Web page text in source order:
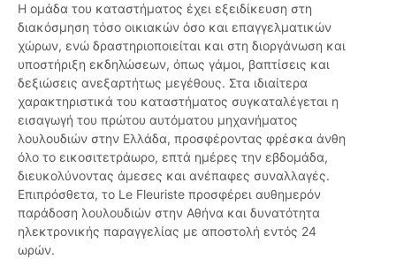
Η ομάδα του καταστήματος έχει εξειδίκευση στη
διακόσμηση τόσο οικιακών όσο και επαγγελματικών
χώρων, ενώ δραστηριοποιείται και στη διοργάνωση και
υποστήριξη εκδηλώσεων, όπως γάμοι, βαπτίσεις και
δεξιώσεις ανεξαρτήτως μεγέθους. Στα ιδιαίτερα
χαρακτηριστικά του καταστήματος συγκαταλέγεται η
εισαγωγή του πρώτου αυτόματου μηχανήματος
λουλουδιών στην Ελλάδα, προσφέροντας φρέσκα άνθη
όλο το εικοσιτετράωρο, επτά ημέρες την εβδομάδα,
διευκολύνοντας άμεσες και ανέπαφες συναλλαγές.
Επιπρόσθετα, το Le Fleuriste προσφέρει αυθημερόν
παράδοση λουλουδιών στην Αθήνα και δυνατότητα
ηλεκτρονικής παραγγελίας με αποστολή εντός 24
ωρών.